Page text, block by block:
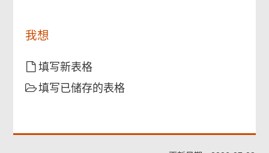
已
阅
以
的
我想
填写新表格
填写已储存的表格